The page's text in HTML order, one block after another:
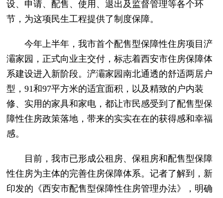
设、申请、配售、使用、退出及监督管理等各个环
节，为这项民生工程提供了制度保障。
今年上半年，我市首个配售型保障性住房项目浐
灞家园，正式向业主交付，标志着西安市住房保障体
系建设进入新阶段。浐灞家园南北通透的舒适两居户
型，91和97平方米的适宜面积，以及精致的户内装
修、实用的家具和家电，都让市民感受到了配售型保
障性住房政策落地，带来的实实在在的获得感和幸福
感。
目前，我市已形成公租房、保租房和配售型保障
性住房为主体的完善住房保障体系。记者了解到，新
印发的《西安市配售型保障性住房管理办法》，明确